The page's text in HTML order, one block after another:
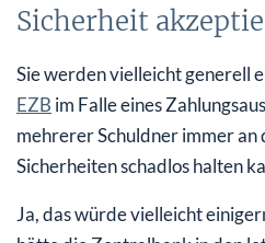
Sicherheit
Sie werden vielleicht generell
EZB im Falle eines
mehrerer Schuldner immer an
Sicherheiten schadlos halten
Ja, das würde vielleicht